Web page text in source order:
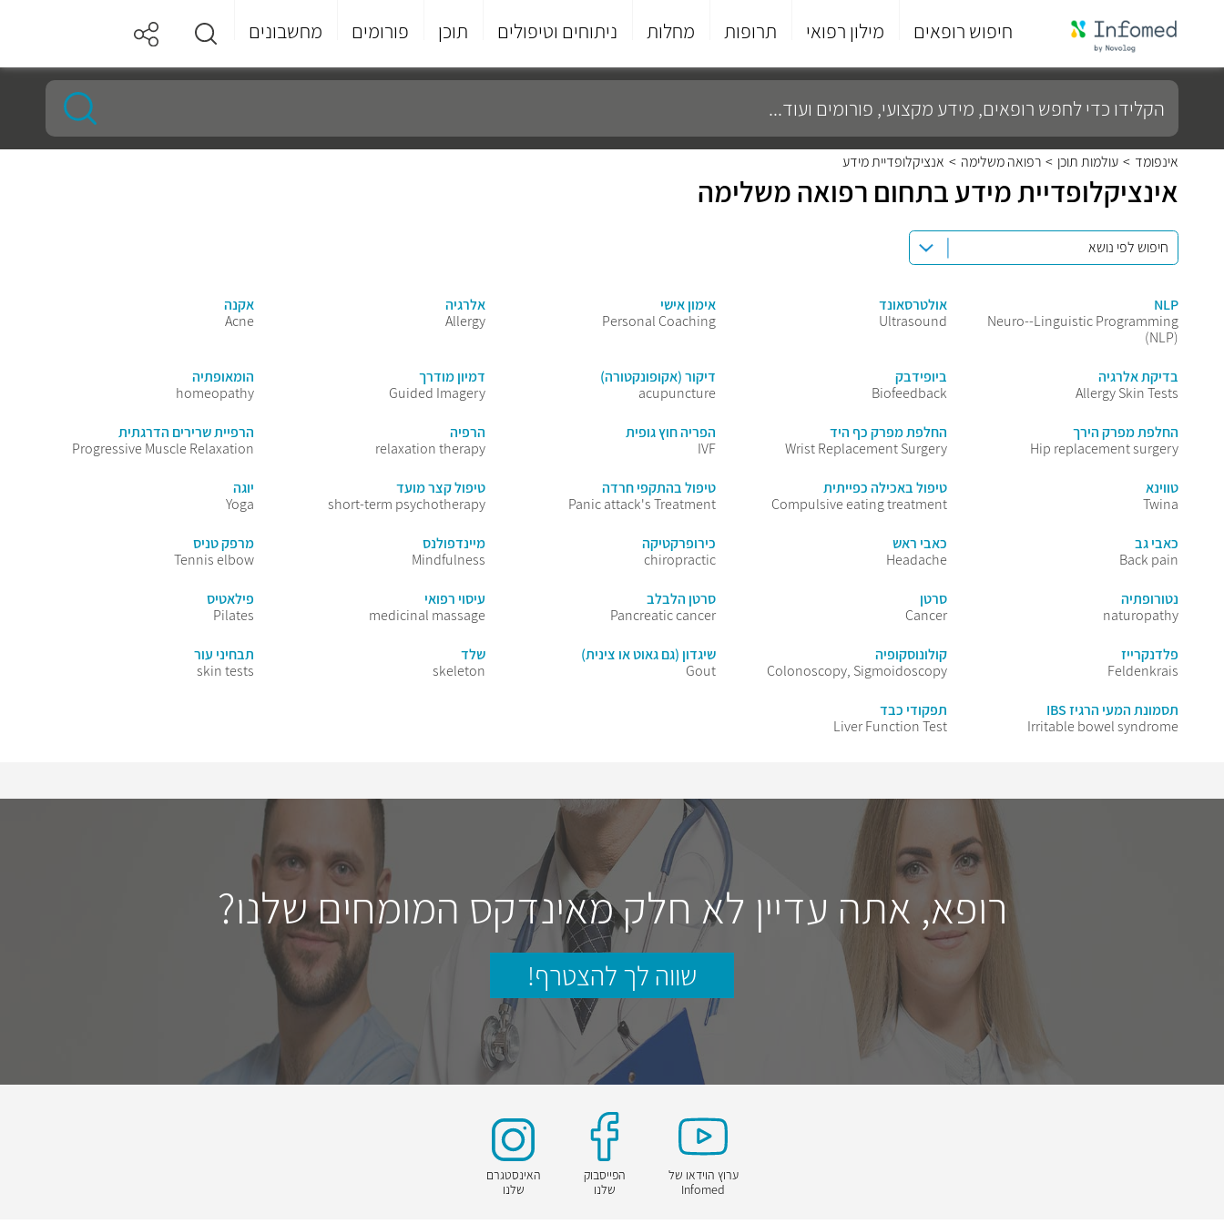
חיפוש רופאים מילון רפואי תרופות מחלות ניתוחים וטיפולים תוכן פורומים מחשבונים
סוף
התפריט
הקלידו
כדי
לחפש
רופאים,
מידע
מקצועי,
פורומים
ועוד...
אינפומד > עולמות תוכן > רפואה משלימה > אנציקלופדיית מידע
אינציקלופדיית מידע בתחום רפואה משלימה
NLP
Neuro--Linguistic Programming
(NLP)
אולטרסאונד
Ultrasound
אימון אישי
Personal Coaching
אלרגיה
Allergy
אקנה
Acne
בדיקת אלרגיה
Allergy Skin Tests
ביופידבק
Biofeedback
דיקור (אקופונקטורה)
acupuncture
דמיון מודרך
Guided Imagery
הומאופתיה
homeopathy
החלפת מפרק הירך
Hip replacement surgery
החלפת מפרק כף היד
Wrist Replacement Surgery
הפריה חוץ גופית
IVF
הרפיה
relaxation therapy
הרפיית שרירים הדרגתית
Progressive Muscle Relaxation
טווינא
Twina
טיפול באכילה כפייתית
Compulsive eating treatment
טיפול בהתקפי חרדה
Panic attack's Treatment
טיפול קצר מועד
short-term psychotherapy
יוגה
Yoga
כאבי גב
Back pain
כאבי ראש
Headache
כירופרקטיקה
chiropractic
מיינדפולנס
Mindfulness
מרפק טניס
Tennis elbow
נטורופתיה
naturopathy
סרטן
Cancer
סרטן הלבלב
Pancreatic cancer
עיסוי רפואי
medicinal massage
פילאטיס
Pilates
פלדנקרייז
Feldenkrais
קולונוסקופיה
Colonoscopy, Sigmoidoscopy
שיגדון (גם גאוט או צינית)
Gout
שלד
skeleton
תבחיני עור
skin tests
תסמונת המעי הרגיז IBS
Irritable bowel syndrome
תפקודי כבד
Liver Function Test
רופא, אתה עדיין לא חלק מאינדקס המומחים שלנו?
שווה לך להצטרף!
ערוץ הוידאו של
Infomed
הפייסבוק
שלנו
האינסטגרם
שלנו